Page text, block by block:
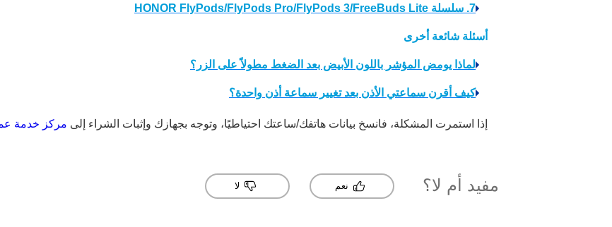
7. سلسلة HONOR FlyPods/FlyPods Pro/FlyPods 3/FreeBuds Lite
أسئلة شائعة أخرى
لماذا يومض المؤشر باللون الأبيض بعد الضغط مطولاً على الزر؟
كيف أقرن سماعتي الأذن بعد تغيير سماعة أذن واحدة؟
إذا استمرت المشكلة، فانسخ بيانات هاتفك/ساعتك احتياطيًا، وتوجه بجهازك وإثبات الشراء إلى مركز خدمة
مفيد أم لا؟ نعم لا